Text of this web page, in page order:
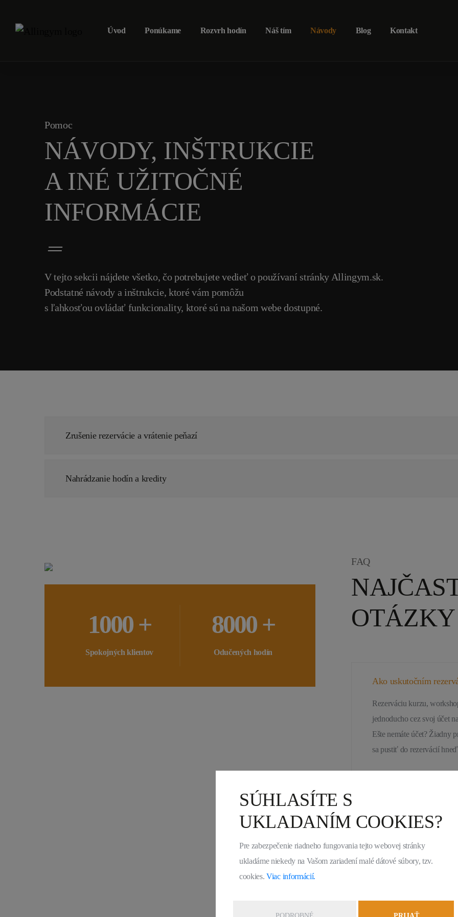
Úvod Ponúkame Rozvrh hodín Náš tím Návody Blog Kontakt
Pomoc
NÁVODY, INŠTRUKCIE
A INÉ UŽITOČNÉ
INFORMÁCIE
V tejto sekcii nájdete všetko, čo potrebujete vedieť o používaní stránky Allingym.sk.
Podstatné návody a inštrukcie, ktoré vám pomôžu
s ľahkosťou ovládať funkcionality, ktoré sú na našom webe dostupné.
Zrušenie rezervácie a vrátenie peňazí
Nahrádzanie hodín a kredity
1000 +
Spokojných klientov
8000 +
Odučených hodín
FAQ
OTÁZKY
Ako uskutočním
Rezerváciu kurzu,
jednoducho cez svoj účet
Ešte nemáte účet? Žiadny
sa pustiť do rezervácií
Máte záujem o súkromnú
Ozvite sa nám – radi sa s
Ako sa k vám dostanem?
SÚHLASÍTE S
UKLADANÍM COOKIES?
Pre zabezpečenie riadneho fungovania tejto webovej stránky
ukladáme niekedy na Vašom zariadení malé dátové súbory, tzv.
cookies.Viac informácií.